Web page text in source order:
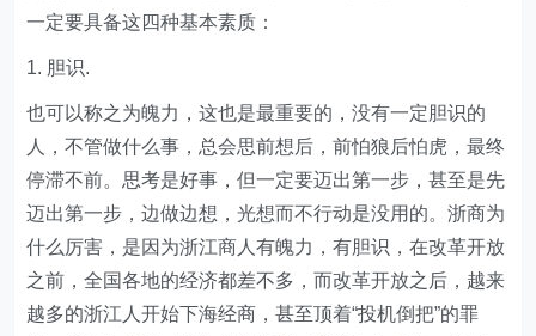
一定要具备这四种基本素质：
1. 胆识.
也可以称之为魄力，这也是最重要的，没有一定胆识的
人，不管做什么事，总会思前想后，前怕狼后怕虎，最终
停滞不前。思考是好事，但一定要迈出第一步，甚至是先
迈出第一步，边做边想，光想而不行动是没用的。浙商为
什么厉害，是因为浙江商人有魄力，有胆识，在改革开放
之前，全国各地的经济都差不多，而改革开放之后，越来
越多的浙江人开始下海经商，甚至顶着“投机倒把”的罪